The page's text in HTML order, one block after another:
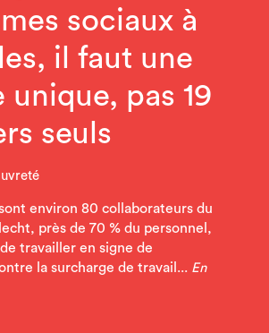
sociaux à
il faut une
unique, pas 19
seuls
environ 80 collaborateurs du
près de 70 % du personnel,
travailler en signe de
la surcharge de travail... En